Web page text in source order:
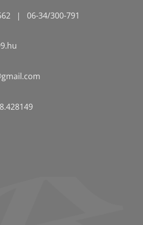
| 06-34/300-791